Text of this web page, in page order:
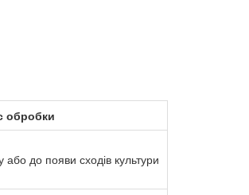
обробки
до появи сходів культури